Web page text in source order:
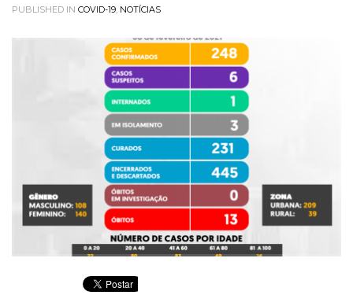
PUBLISHED IN COVID-19 NOTÍCIAS